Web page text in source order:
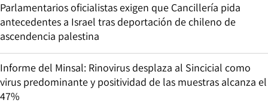
Parlamentarios oficialistas exigen que Cancillería pida
antecedentes a Israel tras deportación de chileno de
ascendencia palestina
Informe del Minsal: Rinovirus desplaza al Sincicial como
virus predominante y positividad de las muestras alcanza el
47%